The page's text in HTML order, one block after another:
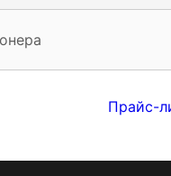
Прайс-